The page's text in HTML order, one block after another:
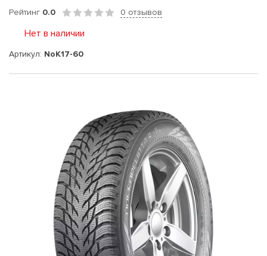
Рейтинг 0.0 0 отзывов
Нет в наличии
Артикул: NoK17-60